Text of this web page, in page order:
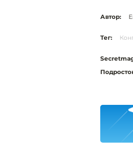
Автор:
Тег: